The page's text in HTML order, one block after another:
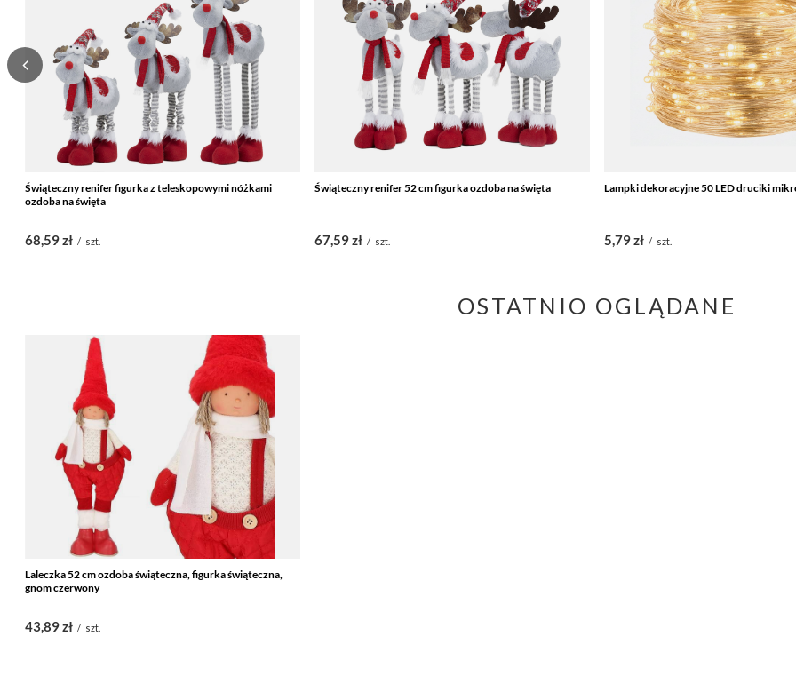
Świąteczny renifer figurka z teleskopowymi nóżkami
ozdoba na święta
68,59 zł / szt.
Świąteczny renifer 52 cm figurka ozdoba na święta
67,59 zł / szt.
Lampki dekoracyjne 50 LED druciki
5,79 zł / szt.
OSTATNIO OGLĄDANE
Laleczka 52 cm ozdoba świąteczna, figurka świąteczna,
gnom czerwony
43,89 zł / szt.